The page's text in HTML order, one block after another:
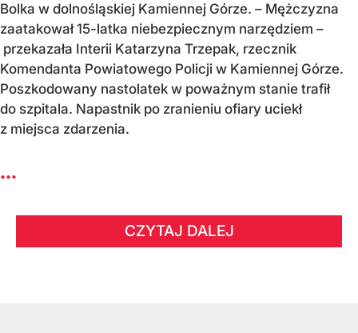
Bolka w dolnośląskiej Kamiennej Górze. – Mężczyzna
zaatakował 15-latka niebezpiecznym narzędziem –
przekazała Interii Katarzyna Trzepak, rzecznik
Komendanta Powiatowego Policji w Kamiennej Górze.
Poszkodowany nastolatek w poważnym stanie trafił
do szpitala. Napastnik po zranieniu ofiary uciekł
z miejsca zdarzenia.
...
CZYTAJ DALEJ